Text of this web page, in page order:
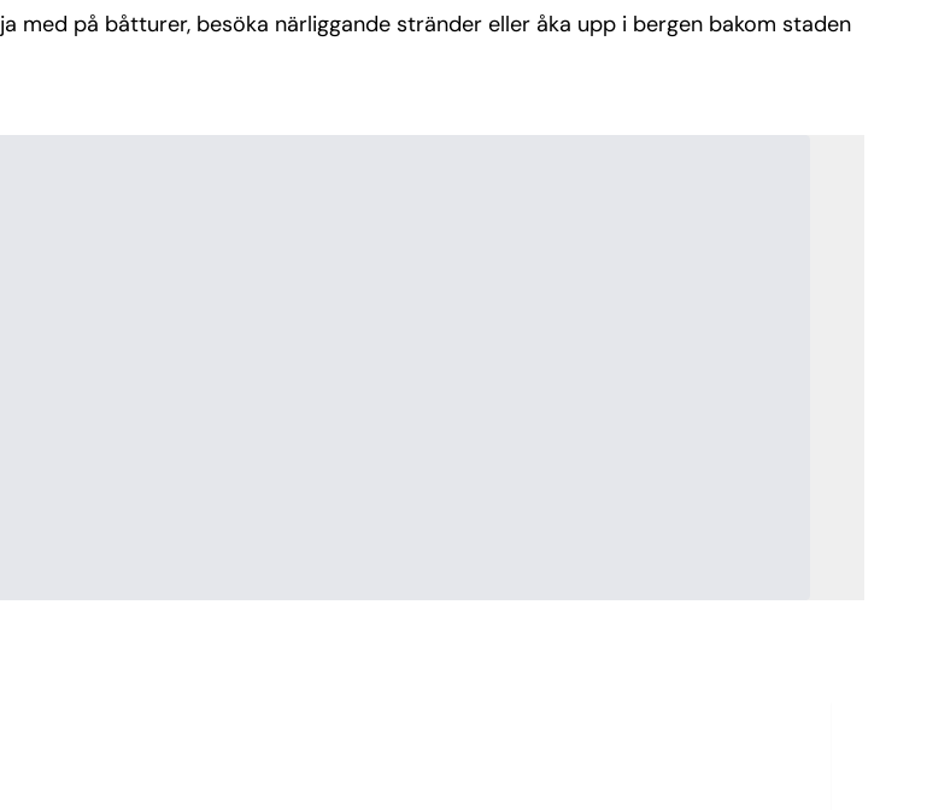
med på båtturer, besöka närliggande stränder eller åka upp i bergen bakom staden